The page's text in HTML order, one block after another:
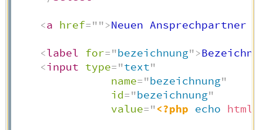
<a href="">Neuen Ansprechpartner
<label for="bezeichnung">
<input type="text"
name="bezeichnung"
id="bezeichnung"
value="<?php echo